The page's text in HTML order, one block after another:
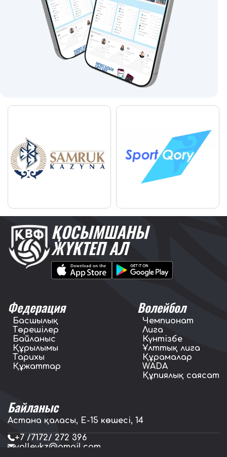
ҚОСЫМШАНЫ
ЖҮКТЕП АЛ
Федерация
Басшылық
Төрешілер
Байланыс
Құрылымы
Тарихы
Құжаттар
Волейбол
Чемпионат
Лига
Күнтізбе
Ұлттық лига
Құрамалар
WADA
Құпиялық саясат
Байланыс
Астана қаласы, E-15 көшесі, 14
+7 /7172/ 272 396
volleykz@gmail.com